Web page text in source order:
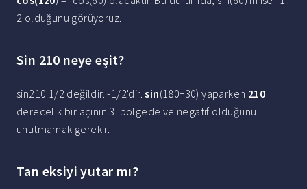
2 olduğunu görüyoruz.
Sin 210 neye eşit?
sin210 1/2 değildir. -1/2'dir.sin(180+30) yaparken 210
derecelik bir açının 3. bölgede ve negatif olduğunu
unutmamak gerekir.
Tan eksiyi yutar mı?